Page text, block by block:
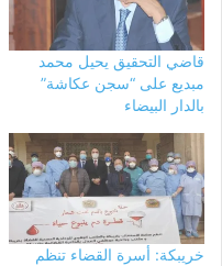
قاضي التحقيق يحيل محمد
مبديع على “سجن عكاشة”
بالدار البيضاء
خريبكة: أسرة القضاء تنظم